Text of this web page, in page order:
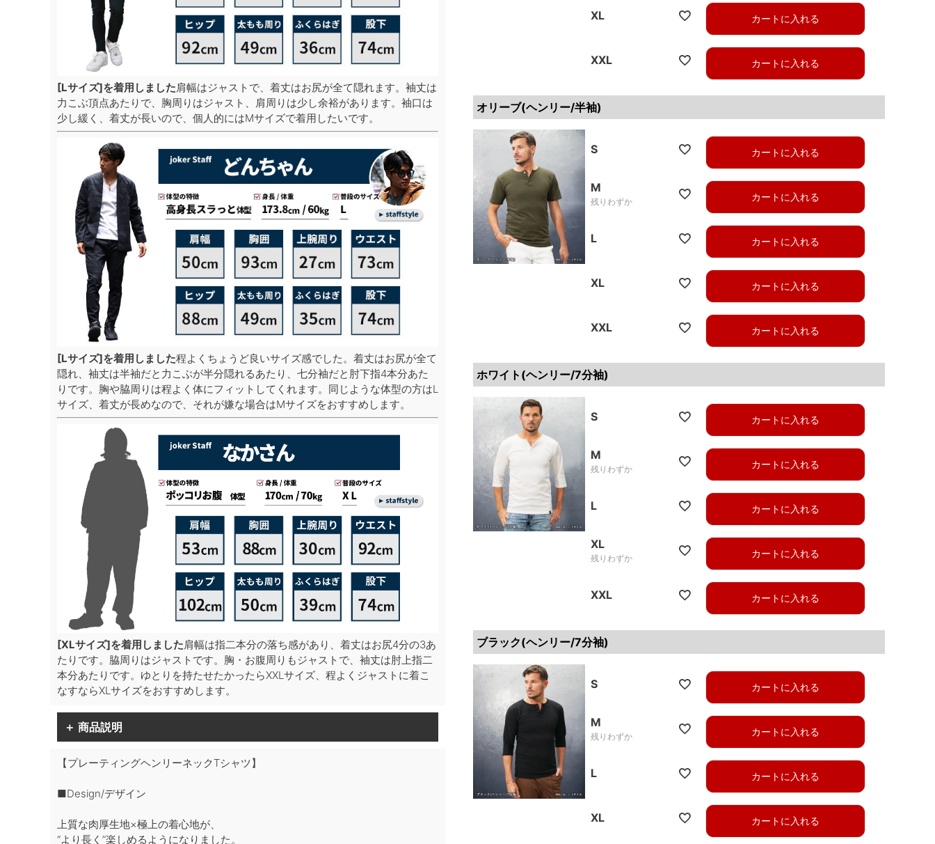
[Lサイズ]を着用しました肩幅はジャストで、着丈はお尻が全て隠れます。袖丈は
力こぶ頂点あたりで、胸周りはジャスト、肩周りは少し余裕があります。袖口は
少し緩く、着丈が長いので、個人的にはMサイズで着用したいです。
[Lサイズ]を着用しました程よくちょうど良いサイズ感でした。着丈はお尻が全て
隠れ、袖丈は半袖だと力こぶが半分隠れるあたり、七分袖だと肘下指4本分あた
りです。胸や脇周りは程よく体にフィットしてくれます。同じような体型の方はL
サイズ、着丈が長めなので、それが嫌な場合はMサイズをおすすめします。
[XLサイズ]を着用しました肩幅は指二本分の落ち感があり、着丈はお尻4分の3あ
たりです。脇周りはジャストです。胸・お腹周りもジャストで、袖丈は肘上指二
本分あたりです。ゆとりを持たせたかったらXXLサイズ、程よくジャストに着こ
なすならXLサイズをおすすめします。
＋ 商品説明
【プレーティングヘンリーネックTシャツ】
■Design/デザイン
上質な肉厚生地×極上の着心地が、
“より長く”楽しめるようになりました。
XL カートに入れる
XXL カートに入れる
オリーブ(ヘンリー/半袖)
S カートに入れる
M
残りわずか カートに入れる
L カートに入れる
XL カートに入れる
XXL カートに入れる
ホワイト(ヘンリー/7分袖)
S カートに入れる
M
残りわずか カートに入れる
L カートに入れる
XL
残りわずか カートに入れる
XXL カートに入れる
ブラック(ヘンリー/7分袖)
S カートに入れる
M
残りわずか カートに入れる
L カートに入れる
XL カートに入れる